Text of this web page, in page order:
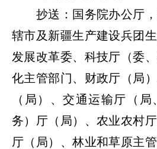
抄送：国务院办公厅，
辖市及新疆生产建设兵团
发展改革委、科技厅（委
化主管部门、财政厅（局
（局）、交通运输厅（
务）厅（局）、农业农村
厅（局）、林业和草原主